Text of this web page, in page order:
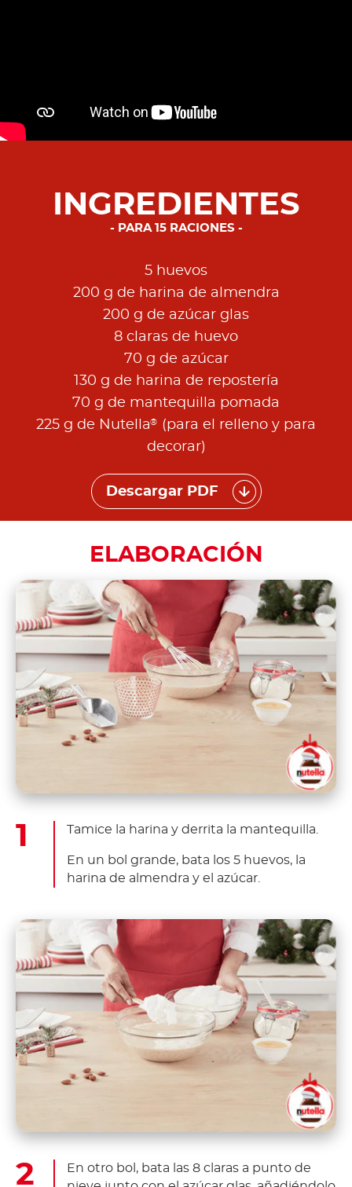
INGREDIENTES
PARA 15 RACIONES
5 huevos
200 g de harina de almendra
200 g de azúcar glas
8 claras de huevo
70 g de azúcar
130 g de harina de repostería
70 g de mantequilla pomada
225 g de Nutella®
(para el relleno y para
decorar)
Descargar PDF
ELABORACIÓN
Tamice la harina y derrita la mantequilla.
En un bol grande, bata los 5 huevos, la
harina de almendra y el azúcar.
En otro bol, bata las 8 claras a punto de